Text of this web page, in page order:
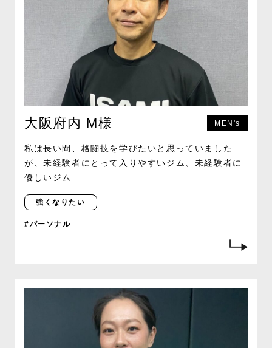
大阪府内 M様 MEN's
私は長い間、格闘技を学びたいと思っていました
が、未経験者にとって入りやすいジム、未経験者に
優しいジム...
強くなりたい
#パーソナル